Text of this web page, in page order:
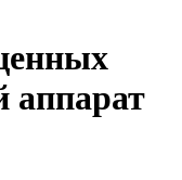
аппарат